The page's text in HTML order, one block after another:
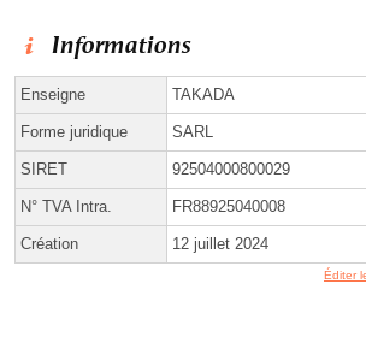
Informations
Enseigne TAKADA
Forme juridique SARL
SIRET 92504000800029
N° TVA Intra. FR88925040008
Création 12 juillet 2024
Éditer